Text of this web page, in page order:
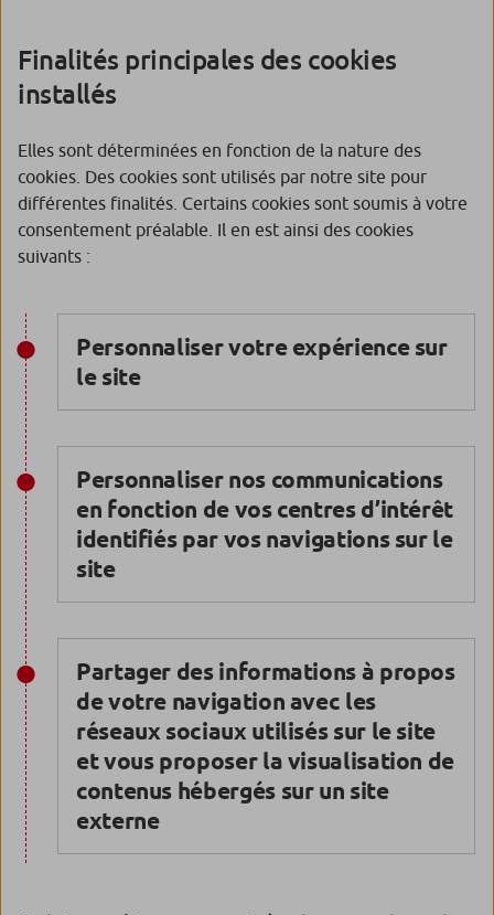
Finalités principales des cookies
installés
Elles sont déterminées en fonction de la nature des
cookies. Des cookies sont utilisés par notre site pour
différentes finalités. Certains cookies sont soumis à votre
consentement préalable. Il en est ainsi des cookies
suivants :
Personnaliser votre expérience sur
le site
Personnaliser nos communications
en fonction de vos centres d’intérêt
identifiés par vos navigations sur le
site
Partager des informations à propos
de votre navigation avec les
réseaux sociaux utilisés sur le site
et vous proposer la visualisation de
contenus hébergés sur un site
externe